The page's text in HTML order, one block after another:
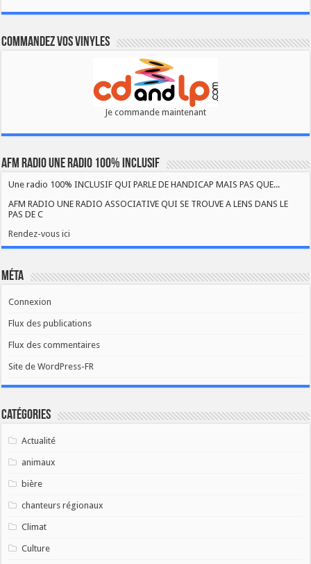
Commandez vos vinyles
Je commande maintenant
AFM RADIO UNE RADIO 100% INCLUSIF
Une radio 100% INCLUSIF QUI PARLE DE HANDICAP MAIS PAS QUE...
AFM RADIO UNE RADIO ASSOCIATIVE QUI SE TROUVE A LENS DANS LE
PAS DE C
Rendez-vous ici
Méta
Connexion
Flux des publications
Flux des commentaires
Site de WordPress-FR
Catégories
Actualité
animaux
bière
chanteurs régionaux
Climat
Culture